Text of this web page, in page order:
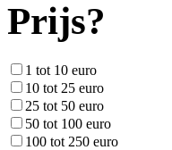
Prijs?
1 tot 10 euro
10 tot 25 euro
25 tot 50 euro
50 tot 100 euro
100 tot 250 euro